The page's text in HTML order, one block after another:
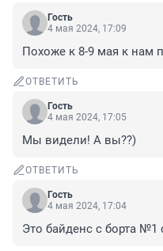
Гость
4 мая 2024, 17:09
Похоже к 8-9 мая к нам
ОТВЕТИТЬ
Гость
4 мая 2024, 17:05
Мы видели! А вы??)
ОТВЕТИТЬ
Гость
4 мая 2024, 17:04
Это байденс с борта №1